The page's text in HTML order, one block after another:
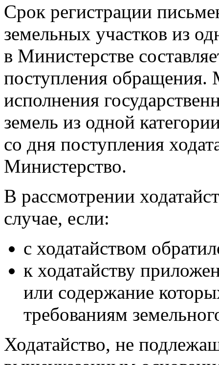
Срок регистрации
земельных участков из
в Министерстве
поступления
исполнения
земель из одной
со дня поступления
Министерство.
В рассмотрении
случае, если:
с ходатайством
к ходатайству
или содержание
требованиям
Ходатайство, не